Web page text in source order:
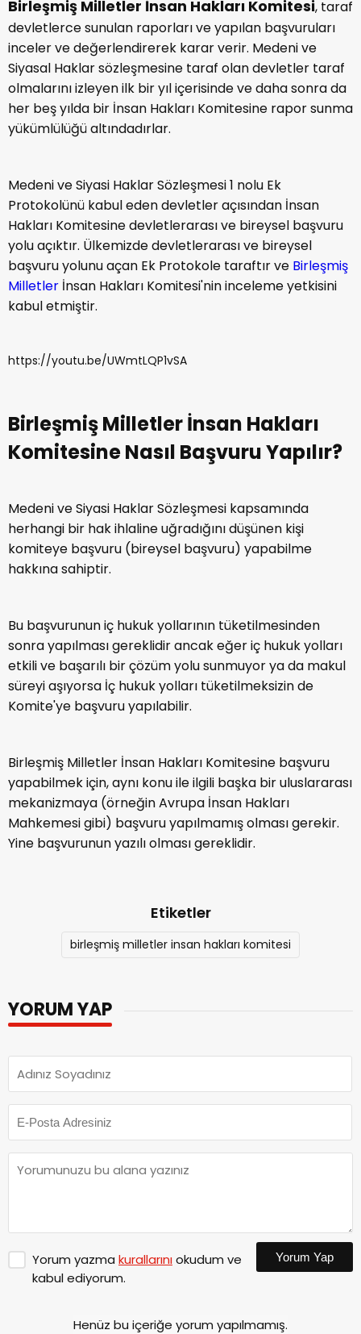
Birleşmiş Milletler İnsan Hakları Komitesi, taraf
devletlerce sunulan raporları ve yapılan başvuruları
inceler ve değerlendirerek karar verir. Medeni ve
Siyasal Haklar sözleşmesine taraf olan devletler taraf
olmalarını izleyen ilk bir yıl içerisinde ve daha sonra da
her beş yılda bir İnsan Hakları Komitesine rapor sunma
yükümlülüğü altındadırlar.
Medeni ve Siyasi Haklar Sözleşmesi 1 nolu Ek
Protokolünü kabul eden devletler açısından İnsan
Hakları Komitesine devletlerarası ve bireysel başvuru
yolu açıktır. Ülkemizde devletlerarası ve bireysel
başvuru yolunu açan Ek Protokole taraftır ve Birleşmiş
Milletler İnsan Hakları Komitesi'nin inceleme yetkisini
kabul etmiştir.
https://youtu.be/UWmtLQP1vSA
Birleşmiş Milletler İnsan Hakları
Komitesine Nasıl Başvuru Yapılır?
Medeni ve Siyasi Haklar Sözleşmesi kapsamında
herhangi bir hak ihlaline uğradığını düşünen kişi
komiteye başvuru (bireysel başvuru) yapabilme
hakkına sahiptir.
Bu başvurunun iç hukuk yollarının tüketilmesinden
sonra yapılması gereklidir ancak eğer iç hukuk yolları
etkili ve başarılı bir çözüm yolu sunmuyor ya da makul
süreyi aşıyorsa İç hukuk yolları tüketilmeksizin de
Komite'ye başvuru yapılabilir.
Birleşmiş Milletler İnsan Hakları Komitesine başvuru
yapabilmek için, aynı konu ile ilgili başka bir uluslararası
mekanizmaya (örneğin Avrupa İnsan Hakları
Mahkemesi gibi) başvuru yapılmamış olması gerekir.
Yine başvurunun yazılı olması gereklidir.
Etiketler
birleşmiş milletler insan hakları komitesi
YORUM YAP
Yorum yazma kurallarınıokudum ve
kabul ediyorum.
Yorum Yap
Henüz bu içeriğe yorum yapılmamış.